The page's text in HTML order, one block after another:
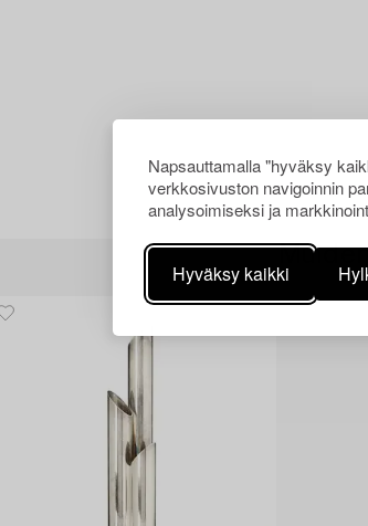
Napsauttamalla "hyväksy
verkkosivuston navigoinnin
analysoimiseksi ja
Hyväksy kaikki